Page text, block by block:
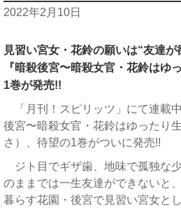
2022年2月10日
見習い宮女・花鈴の願いは“友達
『暗殺後宮〜暗殺女官・花鈴はゆ
1巻が発売!!
「月刊！スピリッツ」にて連載
後宮〜暗殺女官・花鈴はゆったり
さ）、待望の1巻がついに発売!!
ジト目でギザ歯、地味で孤独な
のままでは一生友達ができないと
暮らす花園・後宮で見習い宮女と